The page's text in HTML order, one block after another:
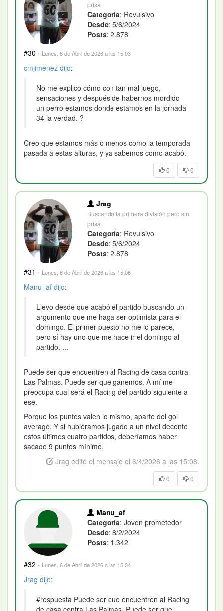
prisa
Categoría: Revulsivo
Desde: 5/6/2024
Posts: 2.878
#30 · Lunes, 6 de Abril de 2026 a las 15:03
cmjimenez dijo:
No me explico cómo con tan mal juego,
sensaciones y después de habernos mordido
un perro estamos donde estamos en la jornada
34 la verdad. ?
Creo que estamos más o menos como la temporada
pasada a estas alturas, y ya sabemos como acabó.
0 0
Jrag
Buscando la primera división pero sin
prisa
Categoría: Revulsivo
Desde: 5/6/2024
Posts: 2.878
#31 · Lunes, 6 de Abril de 2026 a las 15:06
Manu_af dijo:
Llevo desde que acabó el partido buscando un
argumento que me haga ser optimista para el
domingo. El primer puesto no me lo parece,
pero sí hay uno que me hace ir el domingo al
partido. ...
Puede ser que encuentren al Racing de casa contra
Las Palmas. Puede ser que ganemos. A mí me
preocupa cual será el Racing del partido siguiente a
ese.
Porque los puntos valen lo mismo, aparte del gol
average. Y si hubiéramos jugado a un nivel decente
estos últimos cuatro partidos, deberíamos haber
sacado 9 puntos mínimo.
Jrag editó el mensaje el 6/4/2026 a las 15:08.
0 0
Manu_af
Categoría: Joven prometedor
Desde: 8/2/2024
Posts: 1.342
#32 · Lunes, 6 de Abril de 2026 a las 15:34
Jrag dijo:
#respuesta Puede ser que encuentren al Racing
de casa contra Las Palmas. Puede ser que